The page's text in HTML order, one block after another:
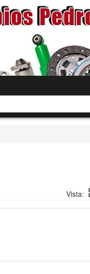
Vista: